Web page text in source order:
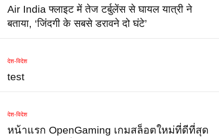
Air India फ्लाइट में तेज टर्बुलेंस से घायल यात्री ने
बताया, ‘जिंदगी के सबसे डरावने दो घंटे’
देश-विदेश
test
देश-विदेश
หน้าแรก OpenGaming เกมสล็อตใหม่ที่ดีที่สุด